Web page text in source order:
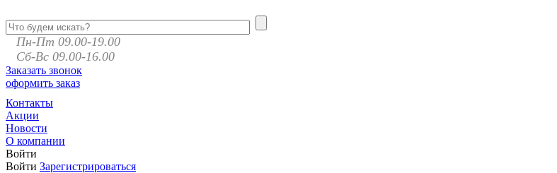
Пн-Пт 09.00-19.00
Сб-Вс 09.00-16.00
Заказать звонок
оформить заказ
Контакты
Акции
Новости
О компании
Войти
Войти Зарегистрироваться